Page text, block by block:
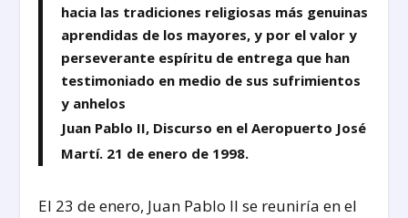
hacia las tradiciones religiosas más genuinas
aprendidas de los mayores, y por el valor y
perseverante espíritu de entrega que han
testimoniado en medio de sus sufrimientos
y anhelos
Juan Pablo II, Discurso en el Aeropuerto José
Martí. 21 de enero de 1998.
El 23 de enero, Juan Pablo II se reuniría en el